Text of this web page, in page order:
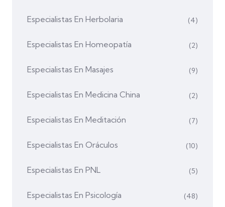
Especialistas En Herbolaria (4)
Especialistas En Homeopatía (2)
Especialistas En Masajes (9)
Especialistas En Medicina China (2)
Especialistas En Meditación (7)
Especialistas En Oráculos (10)
Especialistas En PNL (5)
Especialistas En Psicología (48)